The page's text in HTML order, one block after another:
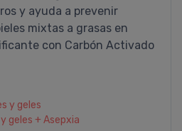
y ayuda a prevenir
mixtas a grasas en
con Carbón Activado
y geles
geles + Asepxia